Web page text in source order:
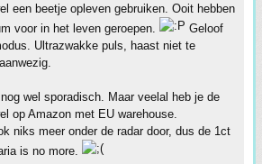
een beetje opleven gebruiken. Ooit hebben
voor in het leven geroepen.
Geloof
Ultrazwakke puls, haast niet te
wel sporadisch. Maar veelal heb je de
op Amazon met EU warehouse.
niks meer onder de radar door, dus de 1ct
is no more.